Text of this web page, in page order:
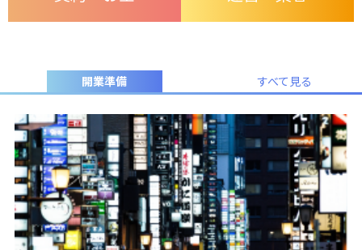
開業準備 すべて見る